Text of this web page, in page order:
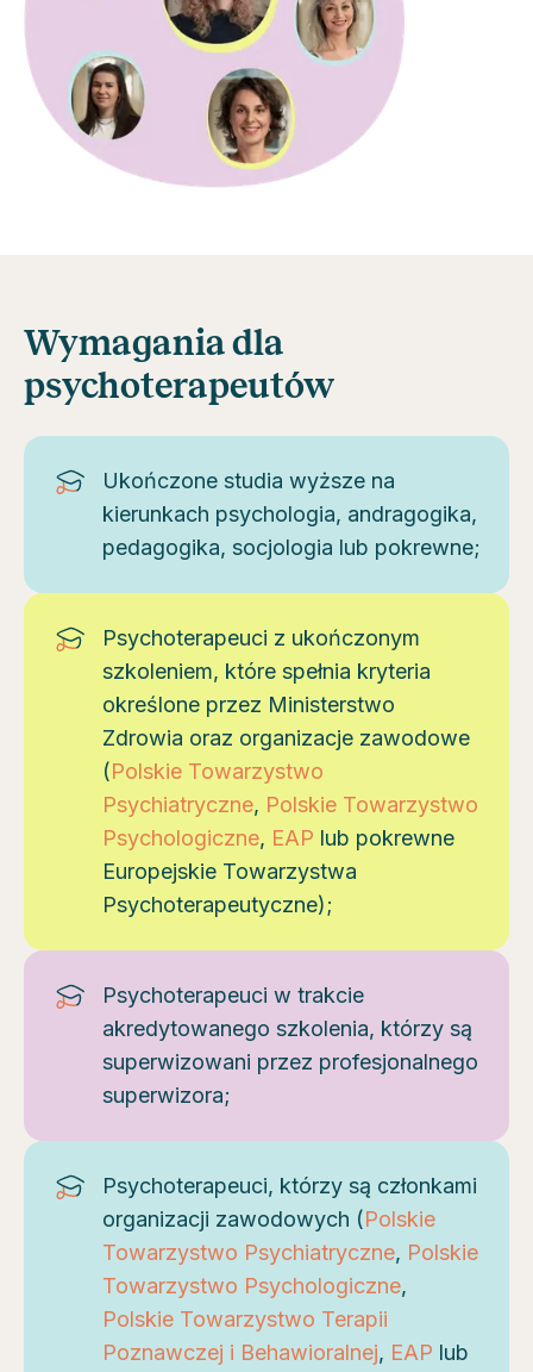
Wymagania dla
psychoterapeutów
Ukończone studia wyższe na
kierunkach psychologia, andragogika,
pedagogika, socjologia lub pokrewne;
Psychoterapeuci z ukończonym
szkoleniem, które spełnia kryteria
określone przez Ministerstwo
Zdrowia oraz organizacje zawodowe
(Polskie Towarzystwo
Psychiatryczne, Polskie Towarzystwo
Psychologiczne, EAP lub pokrewne
Europejskie Towarzystwa
Psychoterapeutyczne);
Psychoterapeuci w trakcie
akredytowanego szkolenia, którzy są
superwizowani przez profesjonalnego
superwizora;
Psychoterapeuci, którzy są członkami
organizacji zawodowych (Polskie
Towarzystwo Psychiatryczne, Polskie
Towarzystwo Psychologiczne,
Polskie Towarzystwo Terapii
Poznawczej i Behawioralnej, EAP lub